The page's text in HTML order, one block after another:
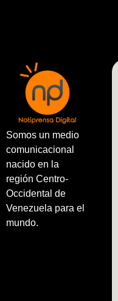
Somos un medio
comunicacional
nacido en la
región Centro-
Occidental de
Venezuela para el
mundo.